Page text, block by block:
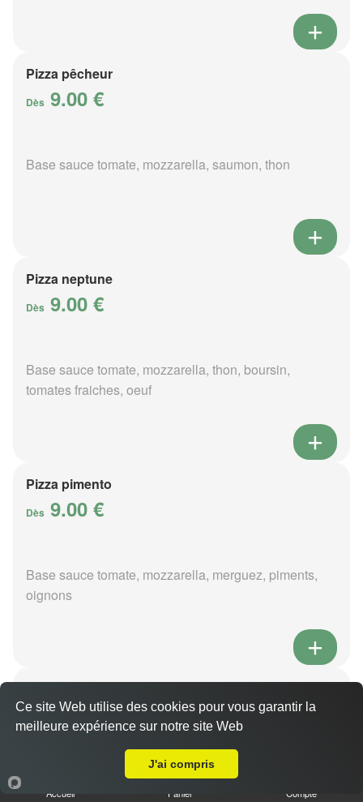
Pizza pêcheur
Dès 9.00 €
Base sauce tomate, mozzarella, saumon, thon
Pizza neptune
Dès 9.00 €
Base sauce tomate, mozzarella, thon, boursin,
tomates fraiches, oeuf
Pizza pimento
Dès 9.00 €
Base sauce tomate, mozzarella, merguez, piments,
oignons
Dès 9.00 €
Base sauce poivre, mozzarella, viande hachée,
Accueil Panier Compte
Ce site Web utilise des cookies pour vous garantir la
meilleure expérience sur notre site Web
J'ai compris